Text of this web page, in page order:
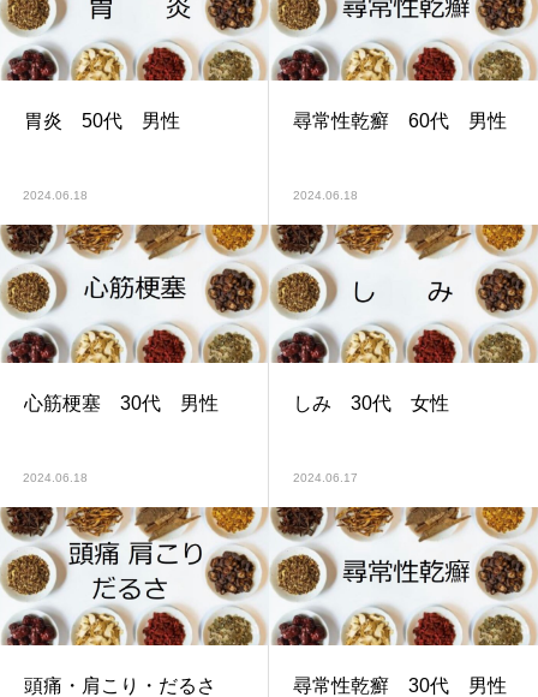
胃炎 50代 男性
2024.06.18
尋常性乾癬 60代 男性
2024.06.18
心筋梗塞 30代 男性
2024.06.18
しみ 30代 女性
2024.06.17
頭痛・肩こり・だるさ 尋常性乾癬 30代 男性